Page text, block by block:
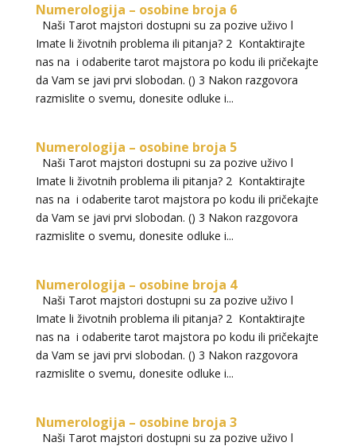
Numerologija – osobine broja 6
Naši Tarot majstori dostupni su za pozive uživo l
Imate li životnih problema ili pitanja? 2 Kontaktirajte
nas na i odaberite tarot majstora po kodu ili pričekajte
da Vam se javi prvi slobodan. () 3 Nakon razgovora
razmislite o svemu, donesite odluke i...
Numerologija – osobine broja 5
Naši Tarot majstori dostupni su za pozive uživo l
Imate li životnih problema ili pitanja? 2 Kontaktirajte
nas na i odaberite tarot majstora po kodu ili pričekajte
da Vam se javi prvi slobodan. () 3 Nakon razgovora
razmislite o svemu, donesite odluke i...
Numerologija – osobine broja 4
Naši Tarot majstori dostupni su za pozive uživo l
Imate li životnih problema ili pitanja? 2 Kontaktirajte
nas na i odaberite tarot majstora po kodu ili pričekajte
da Vam se javi prvi slobodan. () 3 Nakon razgovora
razmislite o svemu, donesite odluke i...
Numerologija – osobine broja 3
Naši Tarot majstori dostupni su za pozive uživo l
VIKTORIJA/ Kod 369
Tarot savjetnik je slobodan
TEHNIKE:astrologija, numerologija, tarot, radiestezija
Broj tel: 064/600-600
tel:0,93€ - mob:1,12€ min